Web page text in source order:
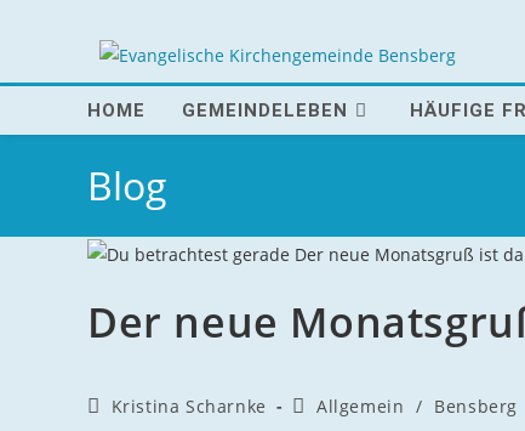
HOME GEMEINDELEBEN HÄUFIGE
Blog
Der neue
Beitrags-
Kristina Scharnke
Beitrags-
Allgemein / Bensberg